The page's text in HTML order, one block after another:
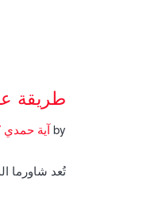
طريقة
byآية حمدي
تُعد شاورما